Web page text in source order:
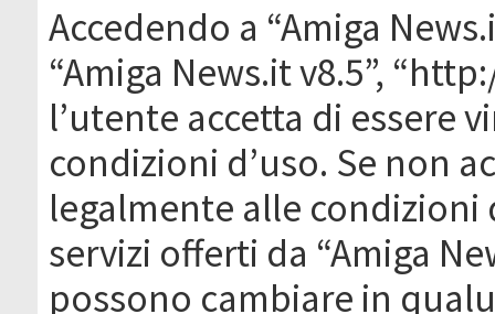
Accedendo a “Amiga
“Amiga News.it v8.5”,
l’utente accetta di essere
condizioni d’uso. Se non
legalmente alle condizioni
servizi offerti da “Amiga
possono cambiare in